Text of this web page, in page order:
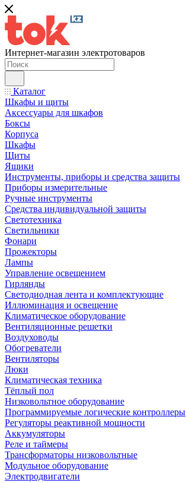
Интернет-магазин электротоваров
Каталог
Шкафы и щиты
Аксессуары для шкафов
Боксы
Корпуса
Шкафы
Щиты
Ящики
Инструменты, приборы и средства защиты
Приборы измерительные
Ручные инструменты
Средства индивидуальной защиты
Светотехника
Светильники
Фонари
Прожекторы
Лампы
Управление освещением
Гирлянды
Светодиодная лента и комплектующие
Иллюминация и освещение
Климатическое оборудование
Вентиляционные решетки
Воздуховоды
Обогреватели
Вентиляторы
Люки
Климатическая техника
Тёплый пол
Низковольтное оборудование
Программируемые логические контроллеры
Регуляторы реактивной мощности
Аккумуляторы
Реле и таймеры
Трансформаторы низковольтные
Модульное оборудование
Электродвигатели